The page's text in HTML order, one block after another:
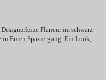
Flaneur im schwarz-
Euren Spaziergang. Ein Look,